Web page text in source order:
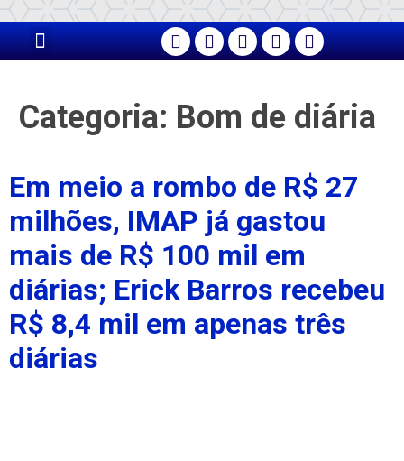
Categoria: Bom de diária
Em meio a rombo de R$ 27
milhões, IMAP já gastou
mais de R$ 100 mil em
diárias; Erick Barros recebeu
R$ 8,4 mil em apenas três
diárias